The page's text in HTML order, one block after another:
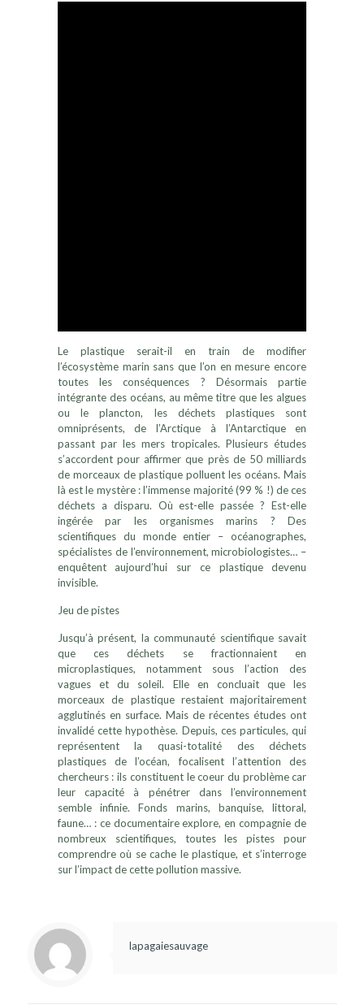
Le plastique serait-il en train de modifier
l’écosystème marin sans que l’on en mesure encore
toutes les conséquences ? Désormais partie
intégrante des océans, au même titre que les algues
ou le plancton, les déchets plastiques sont
omniprésents, de l’Arctique à l’Antarctique en
passant par les mers tropicales. Plusieurs études
s’accordent pour affirmer que près de 50 milliards
de morceaux de plastique polluent les océans. Mais
là est le mystère : l’immense majorité (99 % !) de ces
déchets a disparu. Où est-elle passée ? Est-elle
ingérée par les organismes marins ? Des
scientifiques du monde entier – océanographes,
spécialistes de l’environnement, microbiologistes… –
enquêtent aujourd’hui sur ce plastique devenu
invisible.
Jeu de pistes
Jusqu’à présent, la communauté scientifique savait
que ces déchets se fractionnaient en
microplastiques, notamment sous l’action des
vagues et du soleil. Elle en concluait que les
morceaux de plastique restaient majoritairement
agglutinés en surface. Mais de récentes études ont
invalidé cette hypothèse. Depuis, ces particules, qui
représentent la quasi-totalité des déchets
plastiques de l’océan, focalisent l’attention des
chercheurs : ils constituent le coeur du problème car
leur capacité à pénétrer dans l’environnement
semble infinie. Fonds marins, banquise, littoral,
faune… : ce documentaire explore, en compagnie de
nombreux scientifiques, toutes les pistes pour
comprendre où se cache le plastique, et s’interroge
sur l’impact de cette pollution massive.
lapagaiesauvage